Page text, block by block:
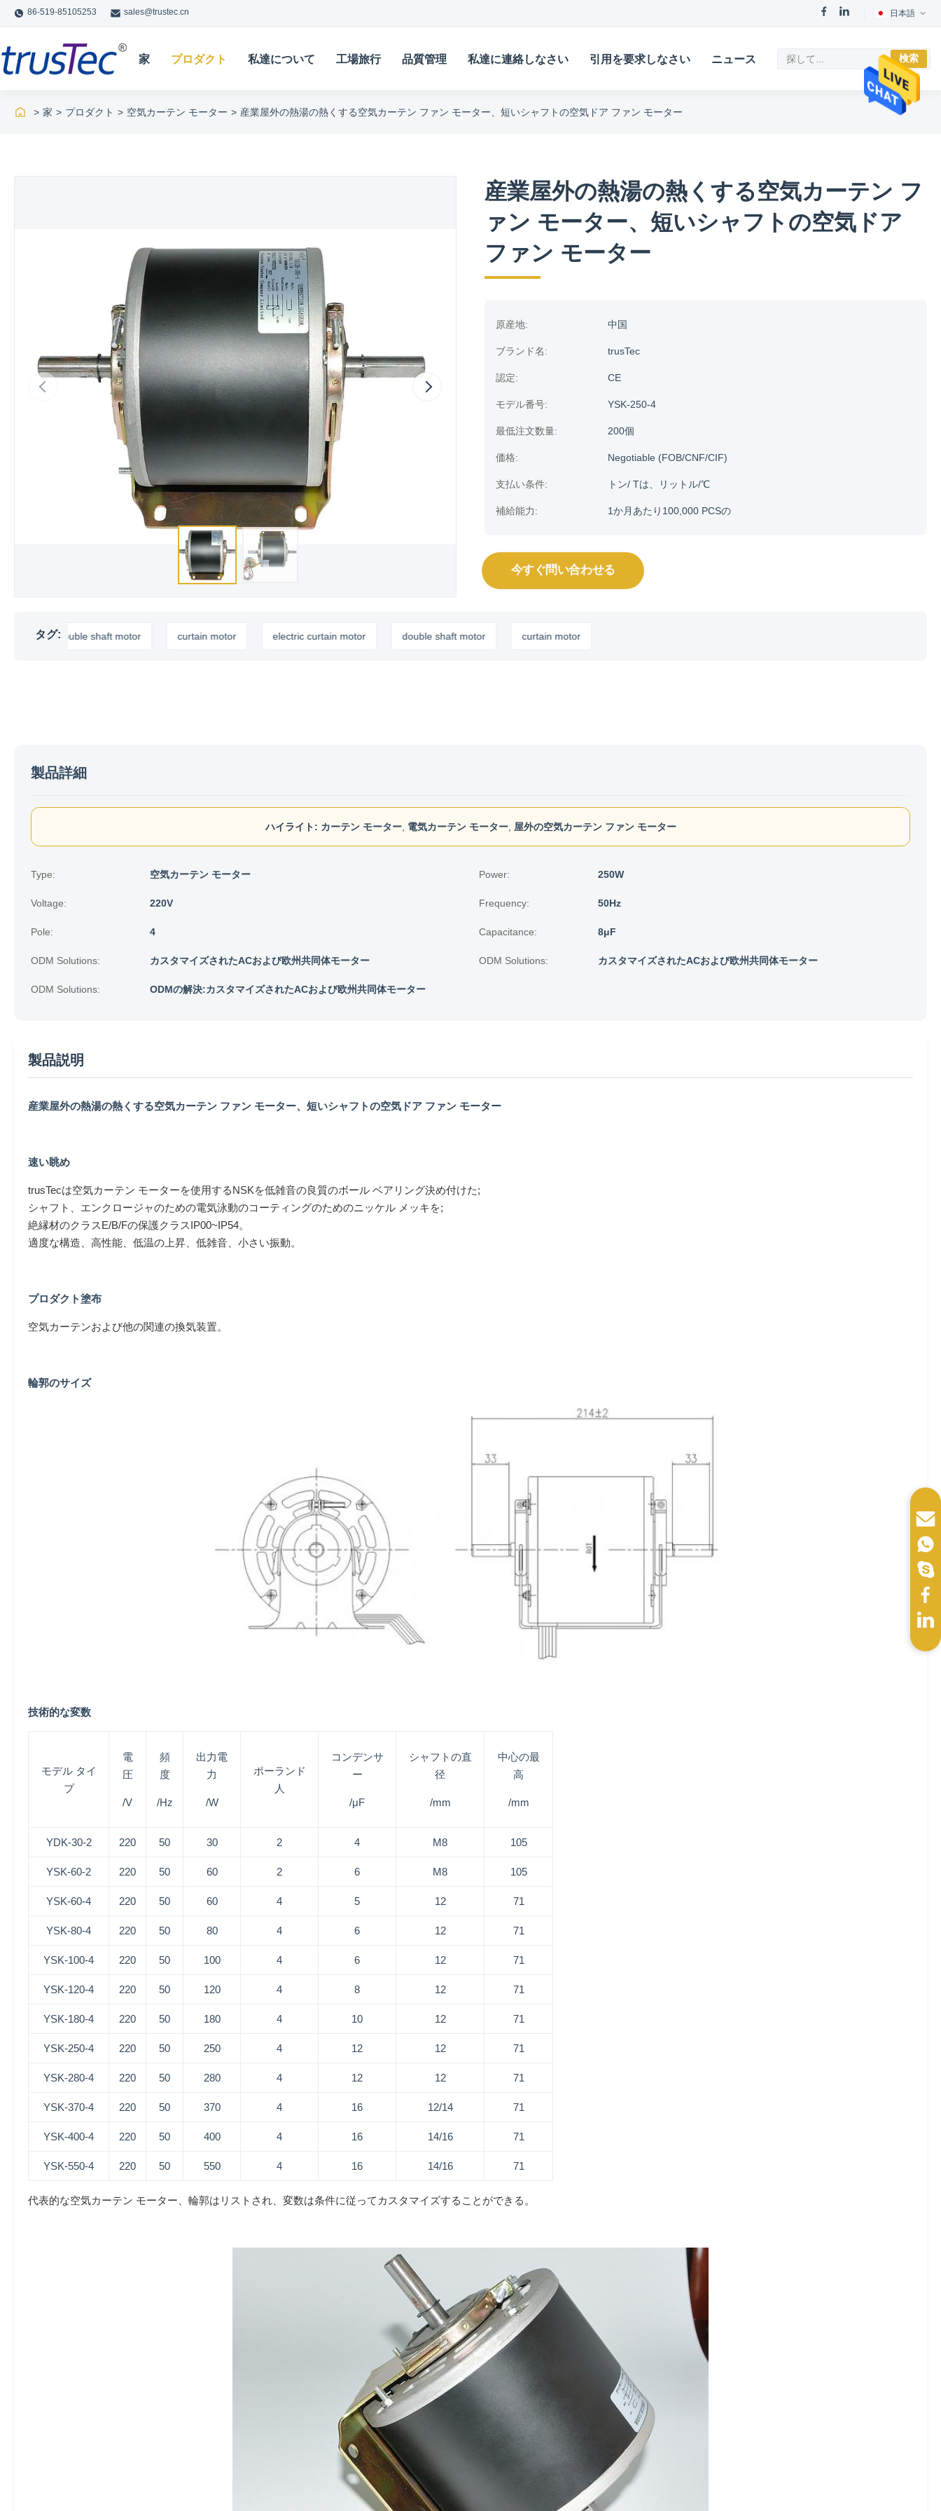
86-519-85105253 sales@trustec.cn 日本語
家 プロダクト 私達について 工場旅行 品質管理 私達に連絡しなさい 引用を要求しなさい ニュース 検索
> 家 > プロダクト > 空気カーテン モーター > 産業屋外の熱湯の熱くする空気カーテン ファン モーター、短いシャフトの空気ドア ファン モーター
産業屋外の熱湯の熱くする空気カーテン フ
ァン モーター、短いシャフトの空気ドア
ファン モーター
原産地: 中国
ブランド名: trusTec
認定: CE
モデル番号: YSK-250-4
最低注文数量: 200個
価格: Negotiable (FOB/CNF/CIF)
支払い条件: トン/ Tは、リットル/℃
補給能力: 1か月あたり100,000 PCSの
今すぐ問い合わせる
タグ:
double shaft motor curtain motor electric curtain motor double shaft motor curtain motor
製品詳細
ハイライト: カーテン モーター, 電気カーテン モーター, 屋外の空気カーテン ファン モーター
Type: 空気カーテン モーター Power: 250W
Voltage: 220V Frequency: 50Hz
Pole: 4 Capacitance: 8μF
ODM Solutions: カスタマイズされたACおよび欧州共同体モーター ODM Solutions: カスタマイズされたACおよび欧州共同体モーター
ODM Solutions: ODMの解決:カスタマイズされたACおよび欧州共同体モーター
製品説明
産業屋外の熱湯の熱くする空気カーテン ファン モーター、短いシャフトの空気ドア ファン モーター
速い眺め
trusTecは空気カーテン モーターを使用するNSKを低雑音の良質のボール ベアリング決め付けた;
シャフト、エンクロージャのための電気泳動のコーティングのためのニッケル メッキを;
絶縁材のクラスE/B/Fの保護クラスIP00~IP54。
適度な構造、高性能、低温の上昇、低雑音、小さい振動。
プロダクト塗布
空気カーテンおよび他の関連の換気装置。
輪郭のサイズ
技術的な変数
モデル タイ
プ
電
圧
/V
頻
度
/Hz
出力電
力
/W
ポーランド
人
コンデンサ
ー
/μF
シャフトの直
径
/mm
中心の最
高
/mm
YDK-30-2 220 50 30 2 4 M8 105
YSK-60-2 220 50 60 2 6 M8 105
YSK-60-4 220 50 60 4 5 12 71
YSK-80-4 220 50 80 4 6 12 71
YSK-100-4 220 50 100 4 6 12 71
YSK-120-4 220 50 120 4 8 12 71
YSK-180-4 220 50 180 4 10 12 71
YSK-250-4 220 50 250 4 12 12 71
YSK-280-4 220 50 280 4 12 12 71
YSK-370-4 220 50 370 4 16 12/14 71
YSK-400-4 220 50 400 4 16 14/16 71
YSK-550-4 220 50 550 4 16 14/16 71
代表的な空気カーテン モーター、輪郭はリストされ、変数は条件に従ってカスタマイズすることができる。